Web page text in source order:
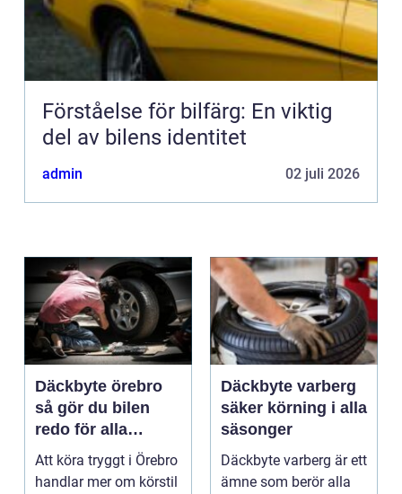
Förståelse för bilfärg: En viktig
del av bilens identitet
admin 02 juli 2026
Däckbyte örebro
så gör du bilen
redo för alla
årstider
Att köra tryggt i Örebro
handlar mer om körstil
Däckbyte varberg
säker körning i alla
säsonger
Däckbyte varberg är ett
ämne som berör alla